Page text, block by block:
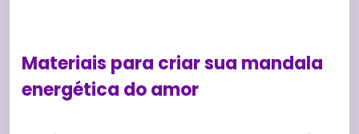
Materiais para criar sua mandala
energética do amor